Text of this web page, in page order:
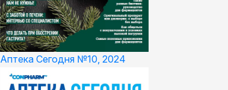
Аптека Сегодня №10, 2024